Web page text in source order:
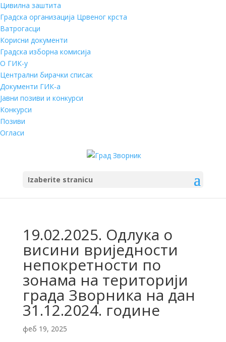
Цивилна заштита
Градска организација Црвеног крста
Ватрогасци
Корисни документи
Градска изборна комисија
О ГИК-у
Централни бирачки списак
Документи ГИК-а
Јавни позиви и конкурси
Конкурси
Позиви
Огласи
Izaberite stranicu
19.02.2025. Одлука о
висини вриједности
непокретности по
зонама на територији
града Зворника на дан
31.12.2024. године
феб 19, 2025